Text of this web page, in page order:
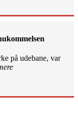
på udebane, var